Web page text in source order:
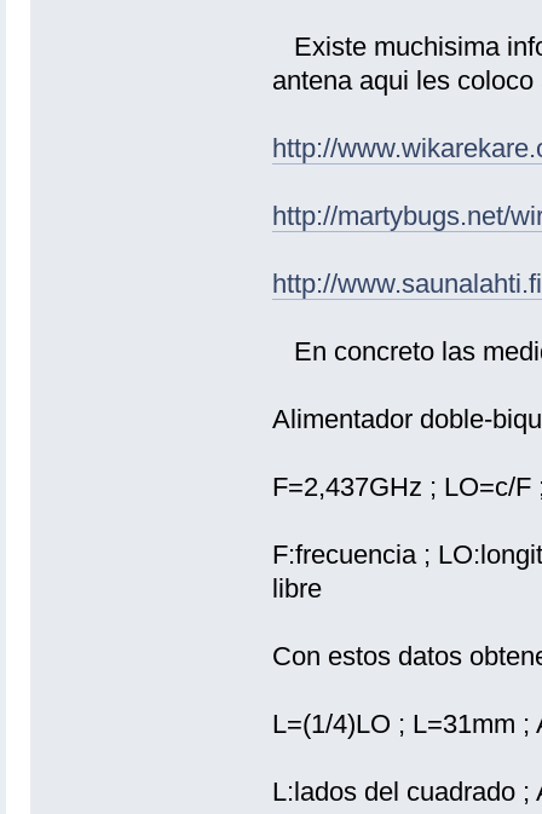
Existe muchisima
antena aqui les coloco
http://
http://martybugs.net/
http://
En concreto las
Alimentador doble-
F=2,437GHz ; LO=c/F
F:frecuencia ;
libre
Con estos datos
L=(1/4)LO ; L=31mm
L:lados del cuadrado ;